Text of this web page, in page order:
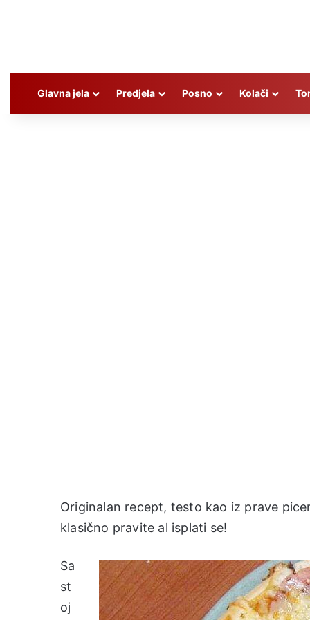
Glavna jela Predjela Posno Kolači
Originalan recept, testo kao iz prave
klasično pravite al isplati se!
Sa
st
oj